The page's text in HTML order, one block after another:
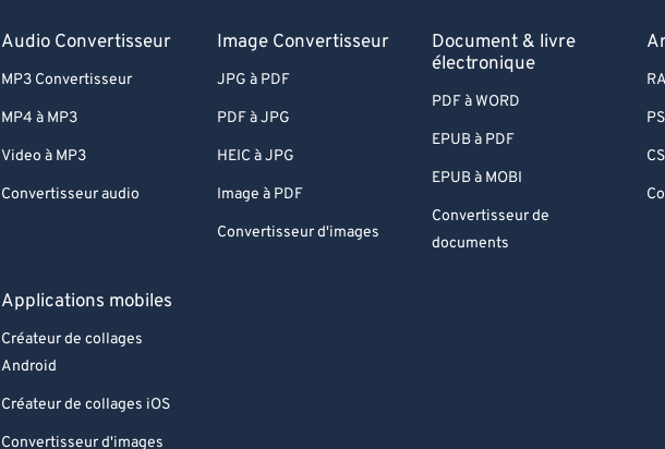
Audio Convertisseur
MP3 Convertisseur
MP4 à MP3
Video à MP3
Convertisseur audio
Image Convertisseur
JPG à PDF
PDF à JPG
HEIC à JPG
Image à PDF
Convertisseur d'images
Document & livre
électronique
PDF à WORD
EPUB à PDF
EPUB à MOBI
Convertisseur de
documents
Applications mobiles
Créateur de collages
Android
Créateur de collages iOS
Convertisseur d'images